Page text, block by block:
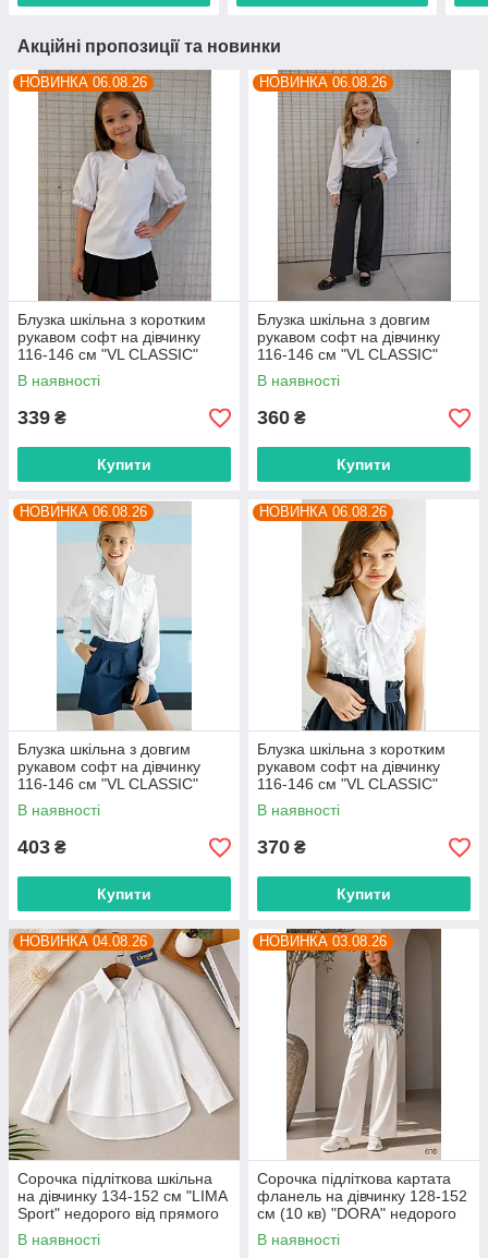
Акційні пропозиції та новинки
НОВИНКА 06.08.26
Блузка шкільна з коротким
рукавом софт на дівчинку
116-146 см "VL CLASSIC"
недорого від прямого
постачальника
В наявності
339 ₴
Купити
НОВИНКА 06.08.26
Блузка шкільна з довгим
рукавом софт на дівчинку
116-146 см "VL CLASSIC"
недорого від прямого
постачальника
В наявності
360 ₴
Купити
НОВИНКА 06.08.26
Блузка шкільна з довгим
рукавом софт на дівчинку
116-146 см "VL CLASSIC"
недорого від прямого
постачальника
В наявності
403 ₴
Купити
НОВИНКА 06.08.26
Блузка шкільна з коротким
рукавом софт на дівчинку
116-146 см "VL CLASSIC"
недорого від прямого
постачальника
В наявності
370 ₴
Купити
НОВИНКА 04.08.26
Сорочка підліткова шкільна
на дівчинку 134-152 см "LIMA
Sport" недорого від прямого
постачальника
В наявності
НОВИНКА 03.08.26
Сорочка підліткова картата
фланель на дівчинку 128-152
см (10 кв) "DORA" недорого
від прямого постачальника
В наявності